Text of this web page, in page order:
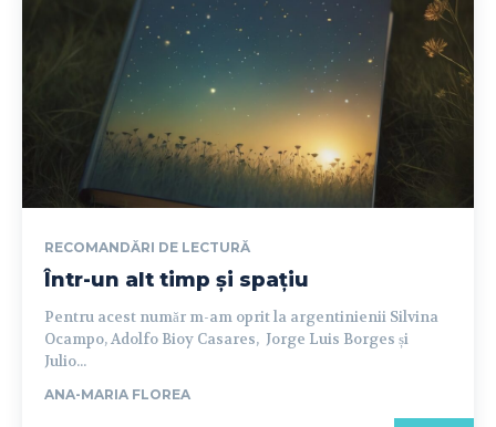
RECOMANDĂRI DE LECTURĂ
Într-un alt timp și spațiu
Pentru acest număr m-am oprit la argentinienii Silvina
Ocampo, Adolfo Bioy Casares, Jorge Luis Borges și
Julio...
ANA-MARIA FLOREA